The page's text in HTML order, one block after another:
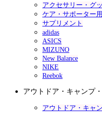
アクセサリー・グ
ケア・サポーター
サプリメント
adidas
ASICS
MIZUNO
New Balance
NIKE
Reebok
アウトドア・キャンプ
アウトドア・キャ